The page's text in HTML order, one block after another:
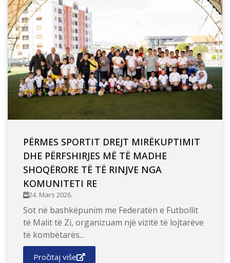
PËRMES SPORTIT DREJT MIRËKUPTIMIT
DHE PËRFSHIRJES MË TË MADHE
SHOQËRORE TË TË RINJVE NGA
KOMUNITETI RE
24. Mars 2026.
Sot në bashkëpunim me Federatën e Futbollit
të Malit të Zi, organizuam një vizitë të lojtarëve
të kombëtarës...
Pročitaj više